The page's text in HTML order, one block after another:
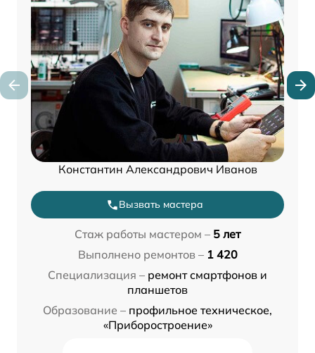
Константин Александрович Иванов
Вызвать мастера
Стаж работы мастером – 5 лет
Выполнено ремонтов – 1 420
Специализация – ремонт смартфонов и
планшетов
Образование – профильное техническое,
«Приборостроение»